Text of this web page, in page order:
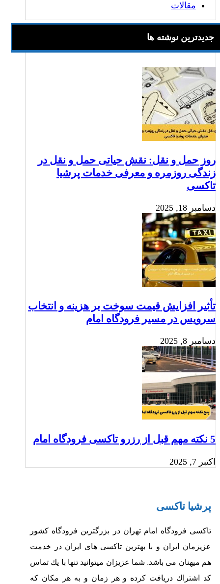
مقالات
جدیدترین نوشته ها
روز حمل و نقل: نقش حیاتی حمل و نقل در
زندگی روزمره و معرفی خدمات پرشیا
تاکسی
دسامبر 18, 2025
تأثیر افزایش قیمت سوخت بر هزینه و انتخاب
سرویس در مسیر فرودگاه امام
دسامبر 8, 2025
5 نکته مهم قبل از رزرو تاکسی فرودگاه امام‎
اکتبر 7, 2025
پرشیا تاکسی
تاکسی فرودگاه امام تهران در بزرگترین فرودگاه کشور
عزیزمان ایران و با بهترین تاکسی های ایران در خدمت
هم میهنان می باشد. شما عزيزان ميتوانيد تنها با يك تماس‏
كد اشتراك دريافت كرده و هر زمان و به هر مكان كه